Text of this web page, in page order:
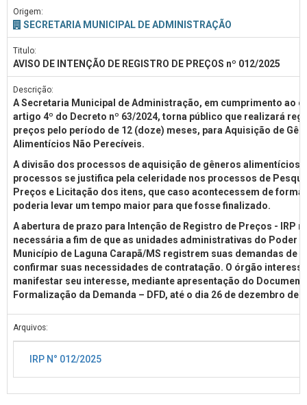
Origem:
SECRETARIA MUNICIPAL DE ADMINISTRAÇÃO
Titulo:
AVISO DE INTENÇÃO DE REGISTRO DE PREÇOS nº 012/2025
Descrição:
A Secretaria Municipal de Administração, em cumprimento ao
artigo 4º do Decreto nº 63/2024, torna público que realizará
preços pelo período de 12 (doze) meses, para Aquisição de
Alimentícios Não Perecíveis.
A divisão dos processos de aquisição de gêneros alimentícios
processos se justifica pela celeridade nos processos de
Preços e Licitação dos itens, que caso acontecessem de forma
poderia levar um tempo maior para que fosse finalizado.
A abertura de prazo para Intenção de Registro de Preços - IRP
necessária a fim de que as unidades administrativas do Poder
Município de Laguna Carapã/MS registrem suas demandas de
confirmar suas necessidades de contratação. O órgão
manifestar seu interesse, mediante apresentação do
Formalização da Demanda – DFD, até o dia 26 de dezembro de
Arquivos:
IRP N° 012/2025